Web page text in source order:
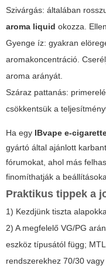
Szivárgás: általában
aroma liquid okozza.
Gyenge íz: gyakran
aromakoncentráció.
aroma arányát.
Száraz pattanás:
csökkentsük a
Ha egy IBvape e-
gyártó által ajánlott
fórumokat, ahol más
finomíthatják a
Praktikus tippek a
1) Kezdjünk tiszta
2) A megfelelő VG/PG
eszköz típusától függ;
rendszerekhez 70/30